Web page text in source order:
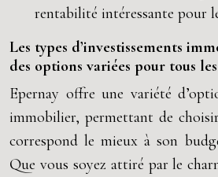
rentabilité intéressante pour
Les types d’investissements
des options variées pour tous
Epernay offre une variété
immobilier, permettant de
correspond le mieux à son
Que vous soyez attiré par le